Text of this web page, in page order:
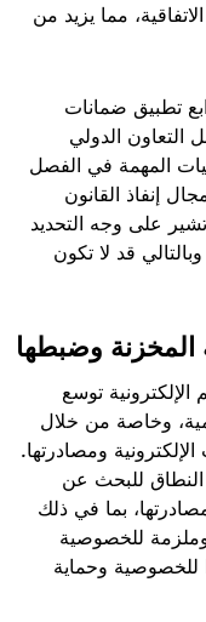
مما يزيد من
الفصل الرابع تطبيق ضمانات
التعاون الدولي
المهمة في الفصل
إنفاذ القانون
وشبكة 24/7 (المادة 41) لا تشير على وجه التحديد
قد لا تكون
المخزنة وضبطها
الإلكترونية توسع
وخاصة من خلال
الإلكترونية ومصادرتها.
النطاق للبحث عن
بما في ذلك
للخصوصية
للخصوصية وحماية